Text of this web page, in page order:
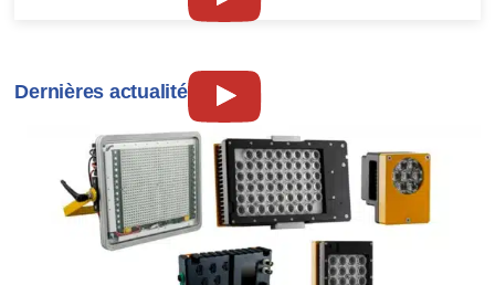
Dernières actualités